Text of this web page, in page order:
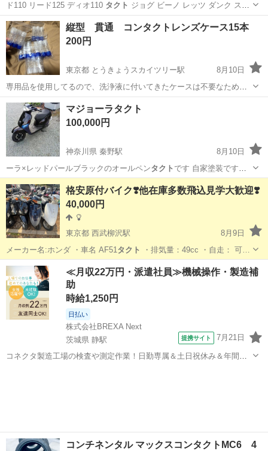
ド110 リード125 ディオ110 タクト ジョグ ビーノ レッツ ダンク ス
ペ…
北海道 帯広市 柏林台駅 ヤマハ スクーター
縦型 貫通 コンタクトレンズケース15本
200円
東京都 とうきょうスカイツリー駅
8月10日
専用品を使用してるので、洗浄液に付いてきたケースは不要なため、
出品します。 新品未使用ですが、自宅保管品です。 ノークレームノー
リターンでお願いします。
東京 墨田区 とうきょうスカイツリー駅
コスメ/ヘルスケア ケース
マジョーラタクト
100,000円
神奈川県 秦野駅
8月10日
ーラ×レッドパールブラックのオールペンタクト です 自家塗装です
が、元板金塗装勤務者…
神奈川 秦野市 秦野駅 ホンダ
格安原付バイク❣️他在庫多数飛込見学大歓迎❣️
40,000円
東京都 西武柳沢駅
8月9日
メーカー名:ホンダ ・車名 AF51 タクト ・排気量：49cc ・自走： 可…
東京 西東京市 西武柳沢駅 ホンダ 役所
≪月収22万円・派遣社員≫機械操作・製造補
助
時給1,250円
日払い
株式会社BREXA Next
茨城県 静駅
提携サイト 7月21日
コネクタ製造工場の検査や測定作業！日勤専属＆土日祝休み＆年間休
コンチネンタル マックスコンタクトMC6 4